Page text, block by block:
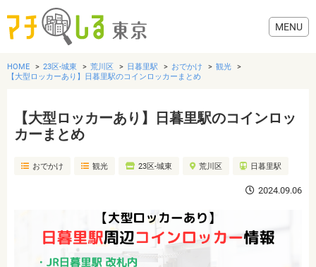
グルメ
美容・健康
HOME 23区-城東 荒川区 日暮里駅 おでかけ
観光
【大型ロッカーあり】日暮里駅のコインロッカーまとめ
【大型ロッカーあり】日暮里駅のコインロッ
カーまとめ
おでかけ 観光 23区-城東 荒川区 日暮里駅
2024.09.06